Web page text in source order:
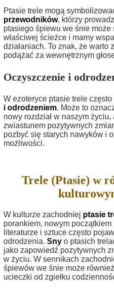
Ptasie trele mogą
przewodników, którzy
ptasiego śpiewu we śnie
właściwej ścieżce i mamy
działaniach. To znak, że warto
podążać za wewnętrznym
Oczyszczenie i
W ezoteryce ptasie trele
i odrodzeniem. Może to
nowy rozdział w naszym
zwiastunem pozytywnych
pozbyć się starych nawyków i
możliwości.
Trele (Ptasie) w
W kulturze zachodniej ptasie
porankiem, nowym
literaturze i sztuce często
odrodzenia. Sny o ptasich
jako zapowiedź pozytywnych
w życiu. W sennikach
śpiewów we śnie może
ucieczki od zgiełku